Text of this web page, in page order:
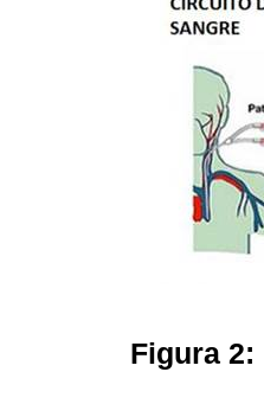
Figura 2: